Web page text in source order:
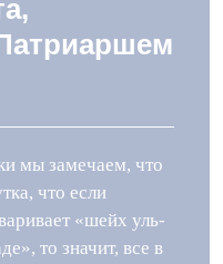
мы замечаем, что
что если
«шейх уль-
то значит, все в